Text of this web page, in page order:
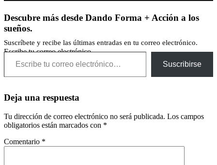
Descubre más desde Dando Forma + Acción a los
sueños.
Suscríbete y recibe las últimas entradas en tu correo electrónico.
Escribe tu correo electrónico…
Suscribirse
Deja una respuesta
Tu dirección de correo electrónico no será publicada. Los campos
obligatorios están marcados con *
Comentario *